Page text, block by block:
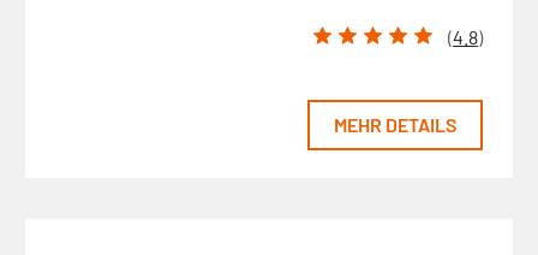
(4.8)
MEHR DETAILS